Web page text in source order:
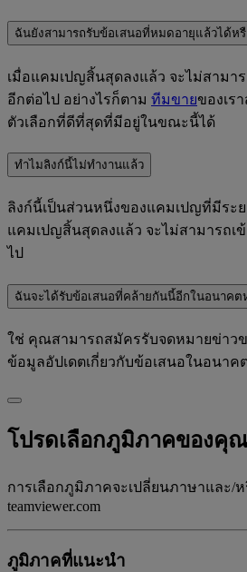
ฉันยังสามารถรับข้อเสนอที่หมดอายุแล้วได้ห
เมื่อแคมเปญสิ้นสุดลงแล้ว จะไม่สามา
อีกต่อไป อย่างไรก็ตาม ทีมขายของเร
ตัวเลือกที่ดีที่สุดที่มีอยู่ในขณะนี้ได้
ทำไมลิงก์นี้ไม่ทำงานแล้ว
ลิงก์นี้เป็นส่วนหนึ่งของแคมเปญที่มีระย
แคมเปญสิ้นสุดลงแล้ว จะไม่สามารถเ
ไป
ฉันจะได้รับข้อเสนอที่คล้ายกันนี้อีกในอนาคต
ใช่ คุณสามารถสมัครรับจดหมายข่าวข
ข้อมูลอัปเดตเกี่ยวกับข้อเสนอในอนาค
โปรดเลือกภูมิภาคของคุณ
การเลือกภูมิภาคจะเปลี่ยนภาษาและ/
teamviewer.com
ภูมิภาคที่แนะนํา